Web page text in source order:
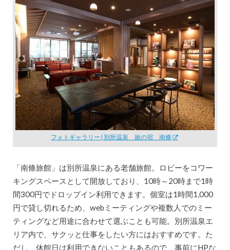
フォトギャラリー | 別所温泉 旅の宿 南條
「南條旅館」は別所温泉にある老舗旅館。ロビーをコワー
キングスペースとして開放しており、10時～20時まで1時
間300円でドロップイン利用できます。個室は1時間1,000
円で貸し切れるため、webミーティングや複数人でのミー
ティングなど用途に合わせて選ぶことも可能。別所温泉エ
リア内で、サクッと仕事をしたい方にはおすすめです。た
だし、休館日は利用できないこともあるので、事前にHPな